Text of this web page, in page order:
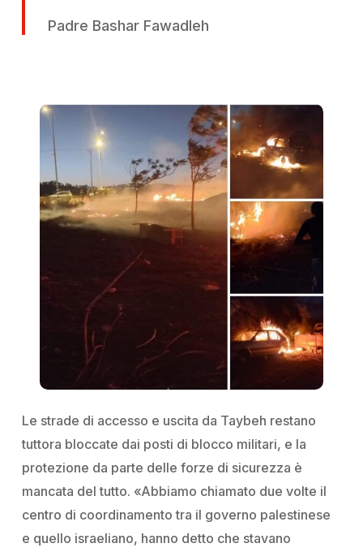
Padre Bashar Fawadleh
Le strade di accesso e uscita da Taybeh restano
tuttora bloccate dai posti di blocco militari, e la
protezione da parte delle forze di sicurezza è
mancata del tutto. «Abbiamo chiamato due volte il
centro di coordinamento tra il governo palestinese
e quello israeliano, hanno detto che stavano